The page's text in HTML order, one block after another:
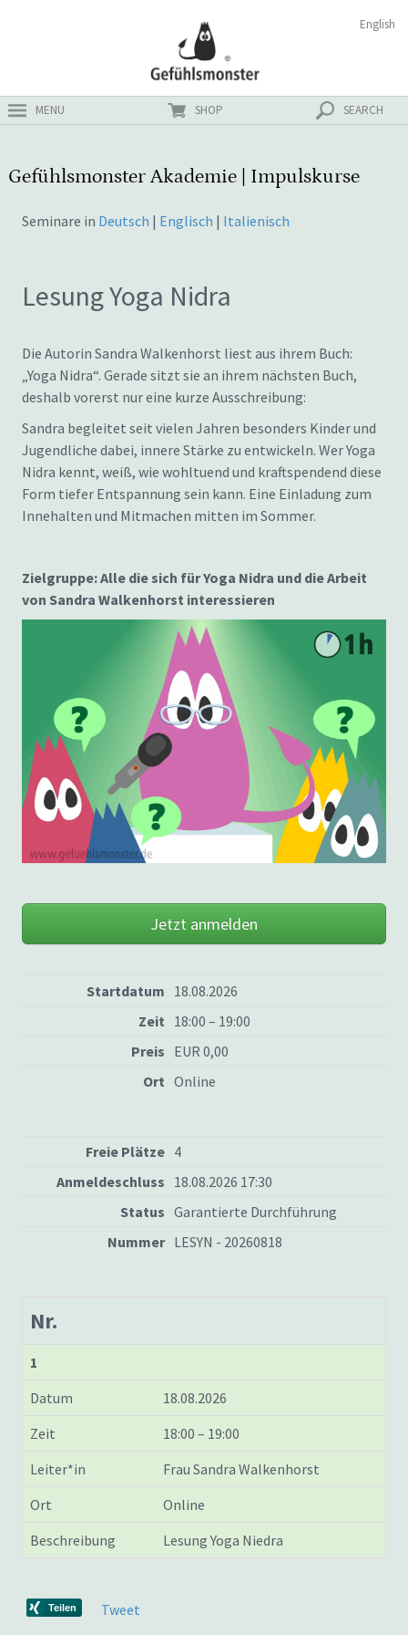
MENU SHOP SEARCH
English
Gefühlsmonster Akademie | Impulskurse
Seminare in Deutsch | Englisch | Italienisch
Lesung Yoga Nidra
Die Autorin Sandra Walkenhorst liest aus ihrem Buch:
„Yoga Nidra“. Gerade sitzt sie an ihrem nächsten Buch,
deshalb vorerst nur eine kurze Ausschreibung:
Sandra begleitet seit vielen Jahren besonders Kinder und
Jugendliche dabei, innere Stärke zu entwickeln. Wer Yoga
Nidra kennt, weiß, wie wohltuend und kraftspendend diese
Form tiefer Entspannung sein kann. Eine Einladung zum
Innehalten und Mitmachen mitten im Sommer.
Zielgruppe: Alle die sich für Yoga Nidra und die Arbeit
von Sandra Walkenhorst interessieren
Jetzt anmelden
Startdatum 18.08.2026
Zeit 18:00 – 19:00
Preis EUR 0,00
Ort Online
Freie Plätze 4
Anmeldeschluss 18.08.2026 17:30
Status Garantierte Durchführung
Nummer LESYN - 20260818
Nr.
1
Datum
18.08.2026
Zeit
18:00 – 19:00
Leiter*in
Frau Sandra Walkenhorst
Ort
Online
Beschreibung
Lesung Yoga Niedra
Tweet